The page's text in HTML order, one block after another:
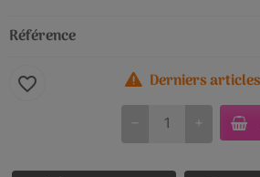
Référence
Derniers
+
−
favorite_border